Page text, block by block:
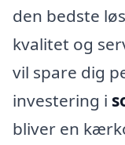
den bedste
kvalitet og
vil spare dig
investering i
bliver en